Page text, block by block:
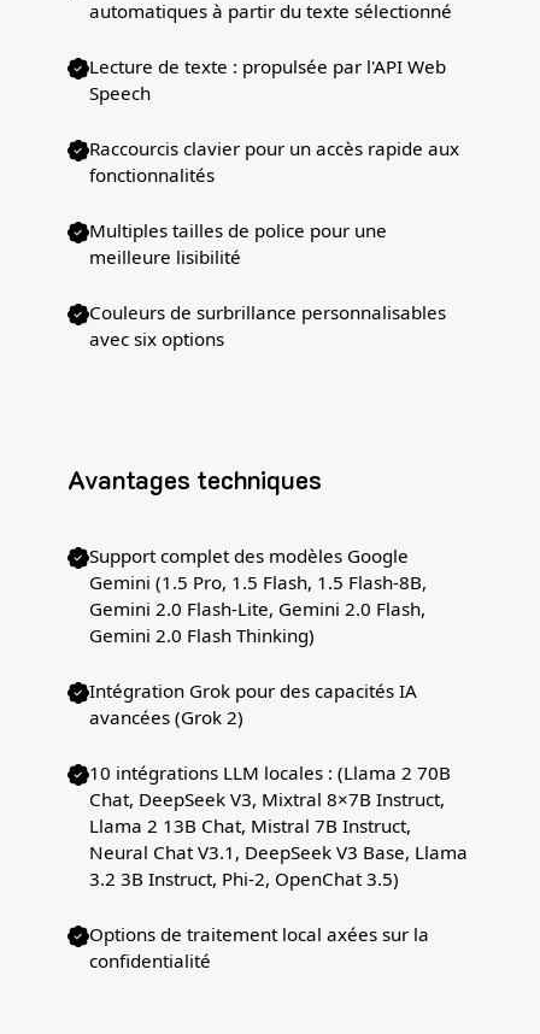
automatiques à partir du texte sélectionné
Lecture de texte : propulsée par l'API Web
Speech
Raccourcis clavier pour un accès rapide aux
fonctionnalités
Multiples tailles de police pour une
meilleure lisibilité
Couleurs de surbrillance personnalisables
avec six options
Avantages techniques
Support complet des modèles Google
Gemini (1.5 Pro, 1.5 Flash, 1.5 Flash-8B,
Gemini 2.0 Flash-Lite, Gemini 2.0 Flash,
Gemini 2.0 Flash Thinking)
Intégration Grok pour des capacités IA
avancées (Grok 2)
10 intégrations LLM locales : (Llama 2 70B
Chat, DeepSeek V3, Mixtral 8×7B Instruct,
Llama 2 13B Chat, Mistral 7B Instruct,
Neural Chat V3.1, DeepSeek V3 Base, Llama
3.2 3B Instruct, Phi-2, OpenChat 3.5)
Options de traitement local axées sur la
confidentialité